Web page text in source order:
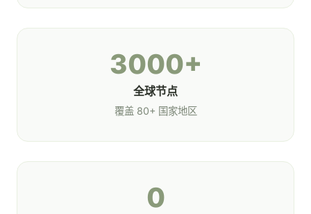
3000+
全球节点
覆盖 80+ 国家地区
0